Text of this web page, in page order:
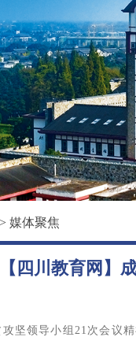
理念
大
领导
校园
影像
大学
媒体聚焦
【四川教育网】
坚领导小组21次会议